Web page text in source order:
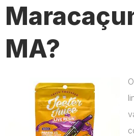
MA?